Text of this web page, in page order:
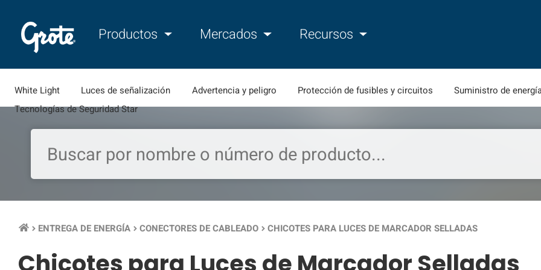
Productos Mercados Recursos
White Light Luces de señalización Advertencia y peligro Protección de fusibles y circuitos Suministro de
Tecnologías de Seguridad Star
keyboard_arrow_right ENTREGA DE ENERGÍA keyboard_arrow_right CONECTORES DE CABLEADO keyboard_arrow_right CHICOTES PARA LUCES DE MARCADOR SELLADAS